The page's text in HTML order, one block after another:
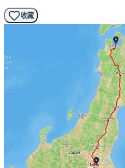
收藏